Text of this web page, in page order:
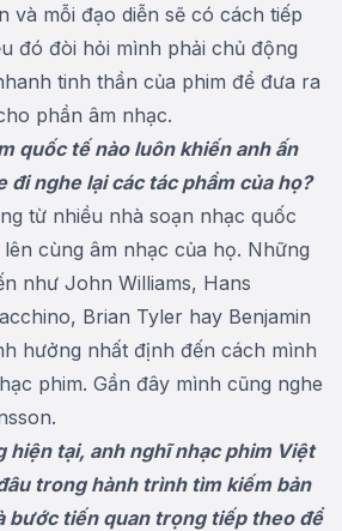
và mỗi đạo diễn sẽ có cách tiếp
đó đòi hỏi mình phải chủ động
tinh thần của phim để đưa ra
phần âm nhạc.
quốc tế nào luôn khiến anh ấn
đi nghe lại các tác phẩm của họ?
từ nhiều nhà soạn nhạc quốc
cùng âm nhạc của họ. Những
như John Williams, Hans
Brian Tyler hay Benjamin
hưởng nhất định đến cách mình
phim. Gần đây mình cũng nghe
hiện tại, anh nghĩ nhạc phim Việt
trong hành trình tìm kiếm bản
bước tiến quan trọng tiếp theo để